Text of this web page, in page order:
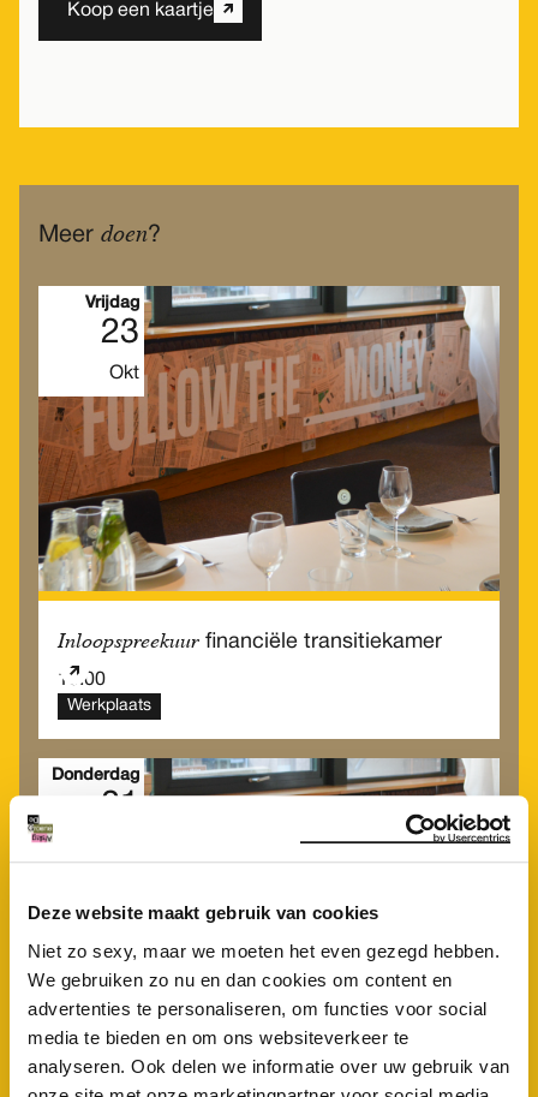
Deze website maakt gebruik van cookies
Niet zo sexy, maar we moeten het even gezegd hebben.
We gebruiken zo nu en dan cookies om content en
advertenties te personaliseren, om functies voor social
media te bieden en om ons websiteverkeer te
analyseren. Ook delen we informatie over uw gebruik van
Koop een kaartje
Meer doen?
Vrijdag
23
Okt
Inloopspreekuur financiële transitiekamer
10.00
Werkplaats
Donderdag
01